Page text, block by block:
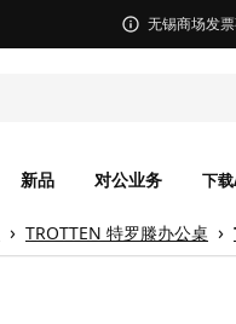
无锡商场发
新品 对公业务 下
TROTTEN 特罗滕办公桌